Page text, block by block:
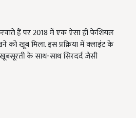
हैं पर 2018 में एक ऐसा ही फेशियल
को खूब मिला. इस प्रक्रिया में क्लाइंट के
के साथ-साथ सिरदर्द जैसी